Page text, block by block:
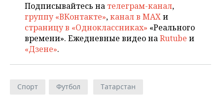
КИБЕРСПОРТ
ФИГУРНОЕ КАТАНИЕ
ВОДНЫЕ ВИДЫ СПОРТА
ХОККЕЙ С МЯЧОМ
КУЛЬТУРА
МЕДИЦИНА
ОБРАЗОВАНИЕ
ПРОИСШЕСТВИЯ
СПИСОК КОМПАНИЙ
Подписывайтесь на телеграм-канал,
группу «ВКонтакте»,канал в MAXи
страницу в «Одноклассниках» «Реального
времени». Ежедневные видео наRutube и
«Дзене».
Спорт Футбол Татарстан